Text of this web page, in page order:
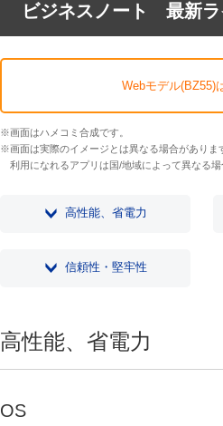
ビジネスノート 最新ラ
Webモデル(BZ55)
※画面はハメコミ合成です。
※画面は実際のイメージとは異なる場合がありま
利用になれるアプリは国/地域によって異なる場
高性能、省電力
信頼性・堅牢性
高性能、省電力
OS